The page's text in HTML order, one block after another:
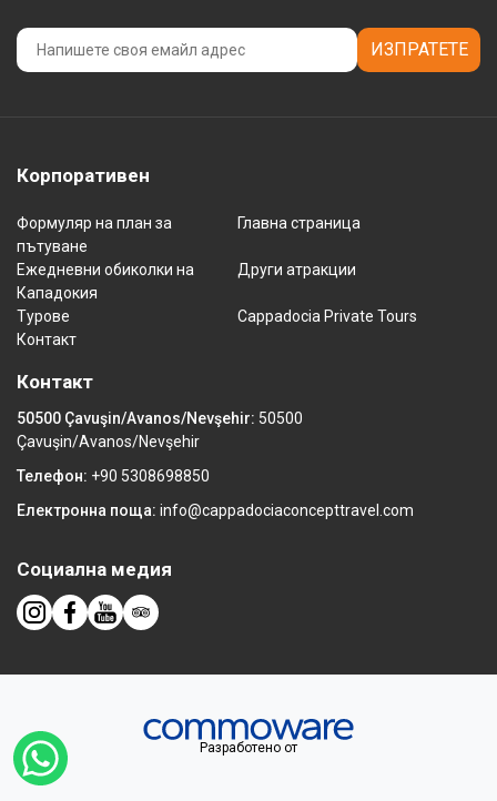
ИЗПРАТЕТЕ
Корпоративен
Формуляр на план за
пътуване
Главна страница
Ежедневни обиколки на
Кападокия
Други атракции
Турове
Cappadocia Private Tours
Контакт
Контакт
50500 Çavuşin/Avanos/Nevşehir: 50500
Çavuşin/Avanos/Nevşehir
Телефон: +90 5308698850
Електронна поща: info@cappadociaconcepttravel.com
Социална медия
Разработено от